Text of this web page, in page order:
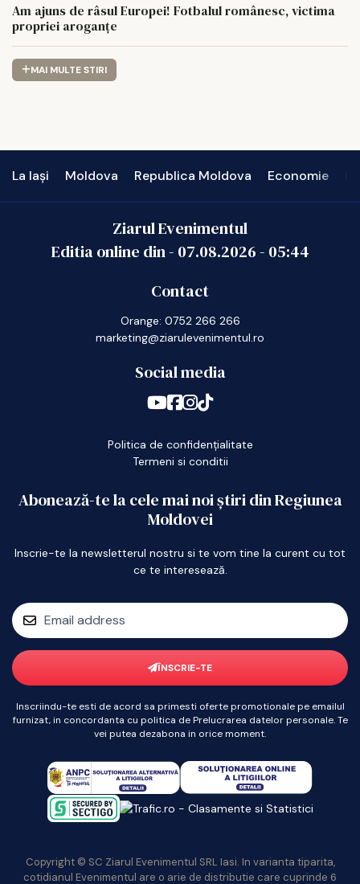
Am ajuns de râsul Europei! Fotbalul românesc, victima
propriei aroganțe
MAI MULTE STIRI
La Iași Moldova Republica Moldova Economie
Ziarul Evenimentul
Editia online din - 07.08.2026- 05:44
Contact
Orange: 0752 266 266
marketing@ziarulevenimentul.ro
Social media
Politica de confidențialitate
Termeni si conditii
Abonează-te la cele mai noi știri din Regiunea
Moldovei
Inscrie-te la newsletterul nostru si te vom tine la curent cu tot
ce te interesează.
ÎNSCRIE-TE
Inscriindu-te esti de acord sa primesti oferte promotionale pe emailul
furnizat, in concordanta cu politica de Prelucrarea datelor personale. Te
vei putea dezabona in orice moment.
Copyright © SC Ziarul Evenimentul SRL Iasi. In varianta tiparita,
cotidianul Evenimentul are o arie de distributie care cuprinde 6